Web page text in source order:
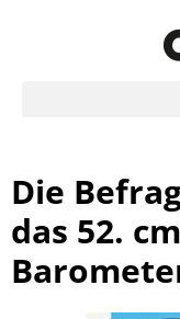
Die
das 52.